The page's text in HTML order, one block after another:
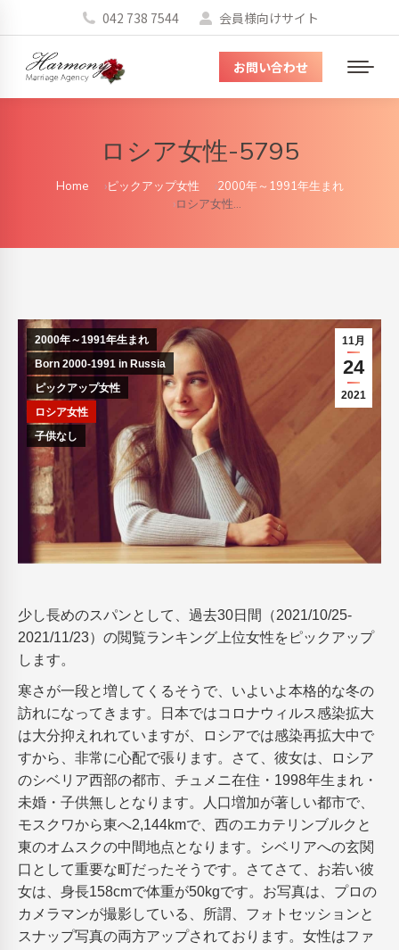
042 738 7544 会員様向けサイト
メ
ニ
お問い合わせ
ロシア女性-5795
You are here:
Home ピックアップ女性
2000年～1991年生まれ
ロシア女性…
11月
24
2021
2000年～1991年生まれ
Born 2000-1991 in Russia
ピックアップ女性
ロシア女性
子供なし
少し長めのスパンとして、過去30日間（2021/10/25-
2021/11/23）の閲覧ランキング上位女性をピックアップ
します。
寒さが一段と増してくるそうで、いよいよ本格的な冬の
訪れになってきます。日本ではコロナウィルス感染拡大
は大分抑えれれていますが、ロシアでは感染再拡大中で
すから、非常に心配で張ります。さて、彼女は、ロシア
のシベリア西部の都市、チュメニ在住・1998年生まれ・
未婚・子供無しとなります。人口増加が著しい都市で、
モスクワから東へ2,144kmで、西のエカテリンブルクと
東のオムスクの中間地点となります。シベリアへの玄関
口として重要な町だったそうです。さてさて、お若い彼
女は、身長158cmで体重が50kgです。お写真は、プロの
カメラマンが撮影している、所謂、フォトセッションと
スナップ写真の両方アップされております。女性はファ